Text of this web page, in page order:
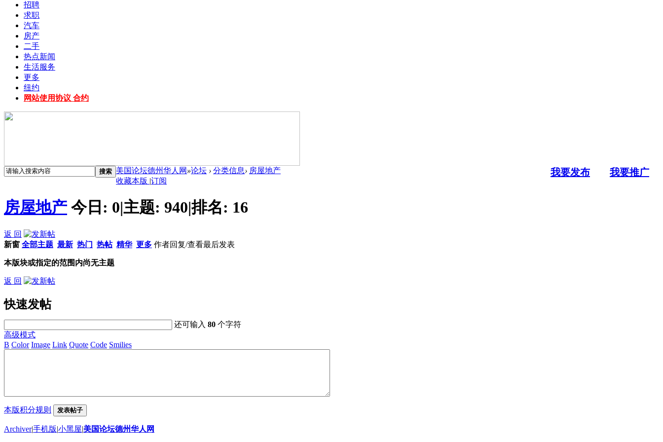
招聘
求职
汽车
房产
二手
热点新闻
生活服务
更多
纽约
网站使用协议 合约
搜索 我要发布 我要推广
美国论坛德州华人网 »论坛 › 分类信息› 房屋地产
收藏本版 |订阅
房屋地产 今日: 0|主题: 940|排名: 16
返 回
新窗 全部主题 最新 热门 热帖 精华 更多 作者回复/查看最后发表
本版块或指定的范围内尚无主题
返 回
快速发帖
还可输入80 个字符
高级模式
B Color Image Link Quote Code Smilies
本版积分规则 发表帖子
Archiver|手机版|小黑屋|美国论坛德州华人网